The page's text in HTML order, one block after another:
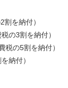
を納付）
の3割を納付）
税の5割を納付）
納付）